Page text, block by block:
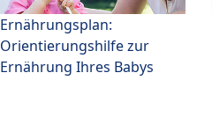
Ernährungsplan:
Orientierungshilfe zur
Ernährung Ihres Babys